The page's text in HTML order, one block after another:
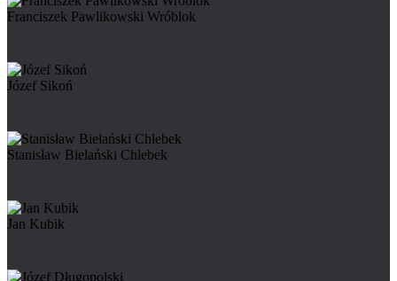
Franciszek Pawlikowski Wróblok
Józef Sikoń
Stanisław Bielański Chlebek
Jan Kubik